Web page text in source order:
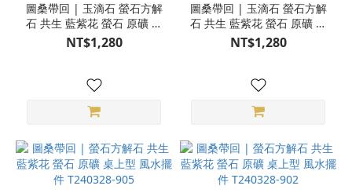
圖桑帶回 | 玉滴石 螢石方解
石 共生 藍紫花 螢石 原礦 桌
上型 風水擺件 T240328-904
NT$1,280
圖桑帶回 | 玉滴石 螢石方解
石 共生 藍紫花 螢石 原礦 桌
上型 風水擺件 T240328-903
NT$1,280